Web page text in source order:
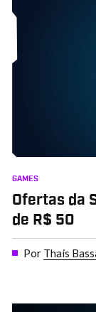
GAMES
Ofertas da
de R$ 50
Por Thais